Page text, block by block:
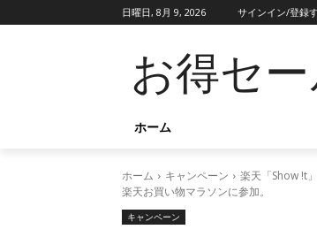
日曜日, 8月 9, 2026 サインイン/登録
お得セー
ホーム
ホーム キャンペーン
楽天「Show !t
楽天お買い物マラソンに参加。
キャンペーン